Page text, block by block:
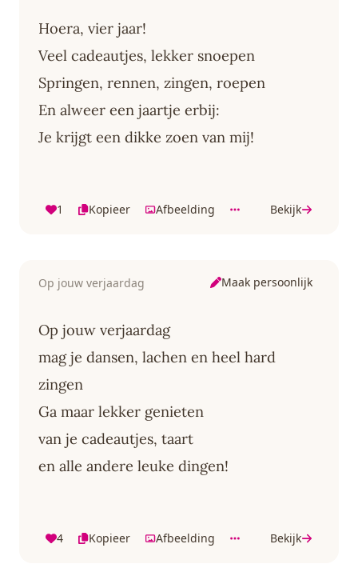
Hoera, vier jaar!
Veel cadeautjes, lekker snoepen
Springen, rennen, zingen, roepen
En alweer een jaartje erbij:
Je krijgt een dikke zoen van mij!
1 Kopieer Afbeelding Bekijk
Op jouw verjaardag Maak persoonlijk
Op jouw verjaardag
mag je dansen, lachen en heel hard
zingen
Ga maar lekker genieten
van je cadeautjes, taart
en alle andere leuke dingen!
4 Kopieer Afbeelding Bekijk